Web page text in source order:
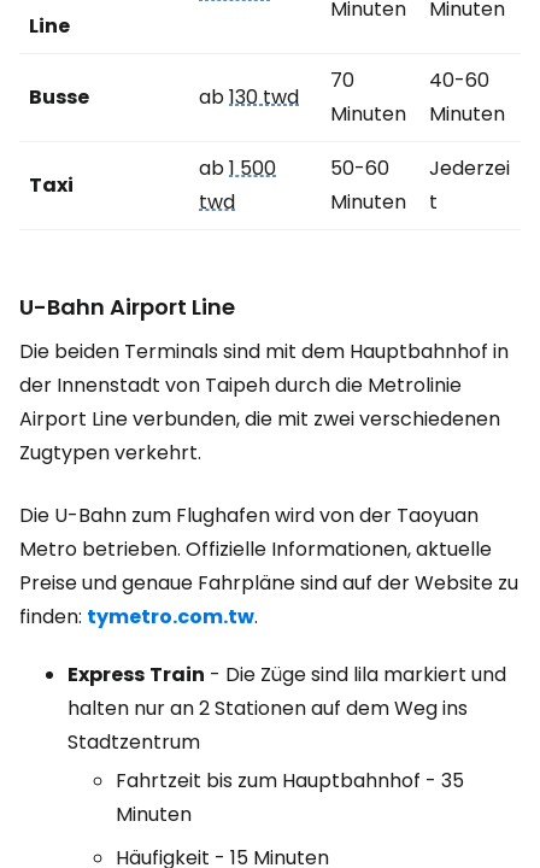
Line
Minuten Minuten
Busse ab130 twd
70
Minuten
40-60
Minuten
Taxi
ab1 500
twd
50-60
Minuten
Jederzei
t
U-Bahn Airport Line
Die beiden Terminals sind mit dem Hauptbahnhof in
der Innenstadt von Taipeh durch die Metrolinie
Airport Lineverbunden, die mit zwei verschiedenen
Zugtypen verkehrt.
Die U-Bahn zum Flughafen wird von der Taoyuan
Metro betrieben. Offizielle Informationen, aktuelle
Preise und genaue Fahrpläne sind auf der Website zu
finden: tymetro.com.tw.
Express Train - Die Züge sind lila markiert und
halten nur an 2 Stationen auf dem Weg ins
Stadtzentrum
Fahrtzeit bis zum Hauptbahnhof - 35
Minuten
Häufigkeit - 15 Minuten